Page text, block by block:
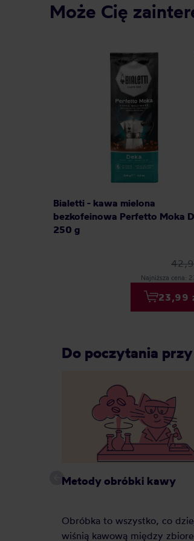
Może Cię
Bialetti - kawa mielona
bezkofeinowa Perfetto Moka
250 g
Najniższa cena:
23,99
Do poczytania
Metody obróbki kawy
Obróbka to wszystko, co
wiśnią kawową między